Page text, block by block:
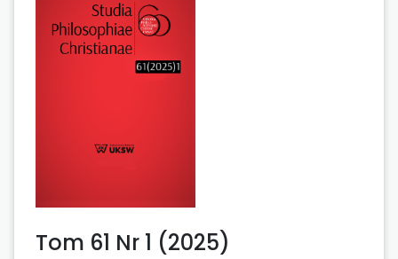
Tom 61 Nr 1 (2025)